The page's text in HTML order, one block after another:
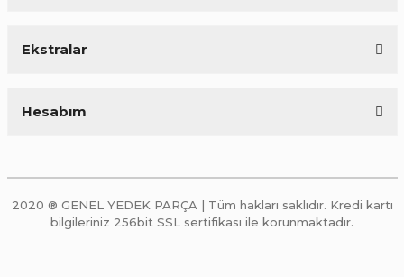
Ekstralar
Hesabım
2020 ® GENEL YEDEK PARÇA | Tüm hakları saklıdır. Kredi kartı
bilgileriniz 256bit SSL sertifikası ile korunmaktadır.